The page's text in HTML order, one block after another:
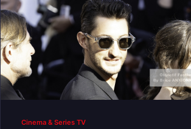
Cinema & Series TV